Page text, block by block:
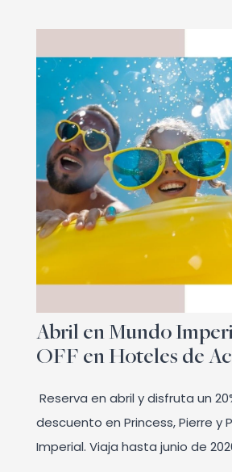
Abril en Mundo
OFF en Hoteles de
Reserva en abril y disfruta un
descuento en Princess, Pierre y
Imperial. Viaja hasta junio de